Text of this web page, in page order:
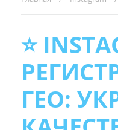
⭐️
ГЕО: